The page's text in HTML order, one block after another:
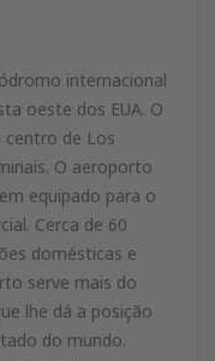
internacional
oeste dos EUA. O
de Los
O aeroporto
equipado para o
Cerca de 60
domésticas e
serve mais do
lhe dá a posição
do mundo.